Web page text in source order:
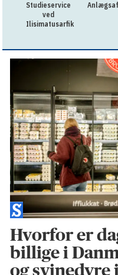
Studieservice
ved
Ilisimatusarfik
Hvorfor er
billige i
og svinedyre